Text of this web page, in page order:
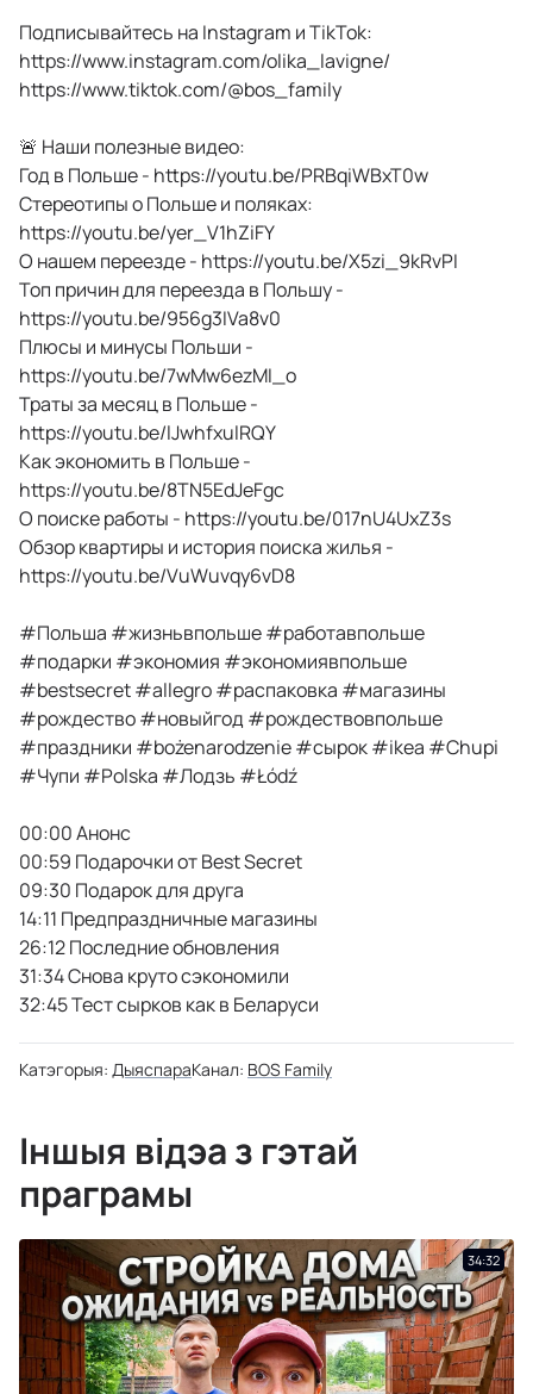
Подписывайтесь на Instagram и TikTok:
https://www.instagram.com/olika_lavigne/
https://www.tiktok.com/@bos_family
🚨 Наши полезные видео:
Год в Польше - https://youtu.be/PRBqiWBxT0w
Стереотипы о Польше и поляках:
https://youtu.be/yer_V1hZiFY
О нашем переезде - https://youtu.be/X5zi_9kRvPI
Топ причин для переезда в Польшу -
https://youtu.be/956g3IVa8v0
Плюсы и минусы Польши -
https://youtu.be/7wMw6ezMI_o
Траты за месяц в Польше -
https://youtu.be/lJwhfxulRQY
Как экономить в Польше -
https://youtu.be/8TN5EdJeFgc
О поиске работы - https://youtu.be/017nU4UxZ3s
Обзор квартиры и история поиска жилья -
https://youtu.be/VuWuvqy6vD8
#Польша #жизньвпольше #работавпольше
#подарки #экономия #экономиявпольше
#bestsecret #allegro #распаковка #магазины
#рождество #новыйгод #рождествовпольше
#праздники #bożenarodzenie #сырок #ikea #Chupi
#Чупи #Polska #Лодзь #Łódź
00:00 Анонс
00:59 Подарочки от Best Secret
09:30 Подарок для друга
14:11 Предпраздничные магазины
26:12 Последние обновления
31:34 Снова круто сэкономили
32:45 Тест сырков как в Беларуси
Катэгорыя: ДыяспараКанал: BOS Family
Іншыя відэа з гэтай
праграмы
34:32